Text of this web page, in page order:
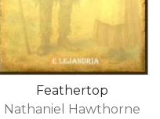
Feathertop
Nathaniel Hawthorne